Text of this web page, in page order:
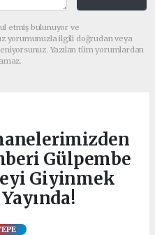
etmiş bulunuyor ve
yorumunuzla ilgili doğrudan veya
Yazılan tüm yorumlardan
Gülpembe
Giyinmek